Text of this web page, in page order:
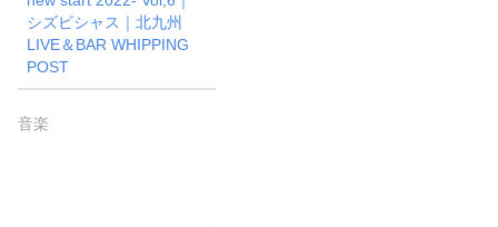
シズビシャス｜北九州
LIVE＆BAR WHIPPING
POST
音楽